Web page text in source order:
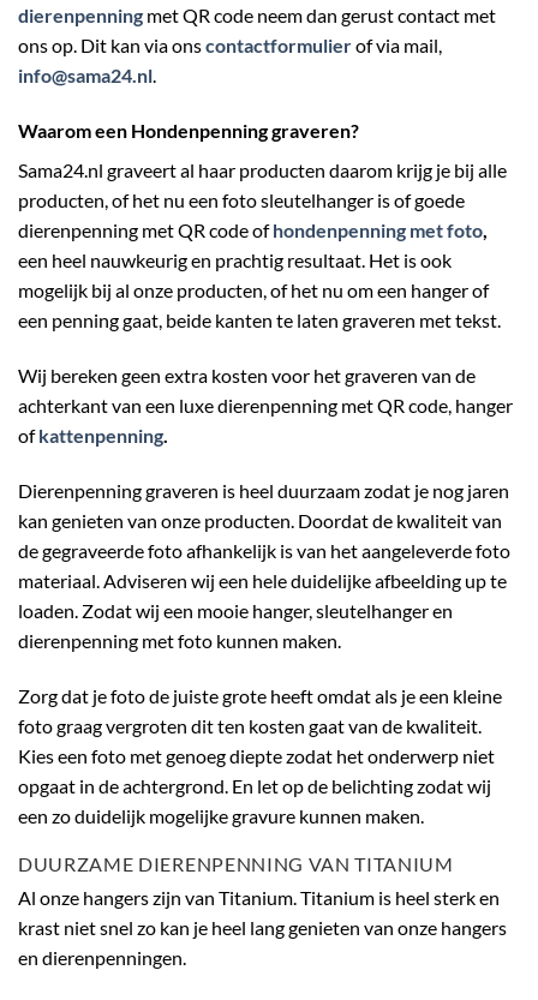
dierenpenning met QR code neem dan gerust contact met
ons op. Dit kan via onscontactformulierof via mail,
info@sama24.nl.
Waarom een Hondenpenning graveren?
Sama24.nl graveert al haar producten daarom krijg je bij alle
producten, of het nu een foto sleutelhanger is of goede
dierenpenning met QR code ofhondenpenning met foto,
een heel nauwkeurig en prachtig resultaat. Het is ook
mogelijk bij al onze producten, of het nu om een hanger of
een penning gaat, beide kanten te laten graveren met tekst.
Wij bereken geen extra kosten voor het graveren van de
achterkant van een luxe dierenpenning met QR code, hanger
ofkattenpenning.
Dierenpenning graveren is heel duurzaam zodat je nog jaren
kan genieten van onze producten. Doordat de kwaliteit van
de gegraveerde foto afhankelijk is van het aangeleverde foto
materiaal. Adviseren wij een hele duidelijke afbeelding up te
loaden. Zodat wij een mooie hanger, sleutelhanger en
dierenpenning met foto kunnen maken.
Zorg dat je foto de juiste grote heeft omdat als je een kleine
foto graag vergroten dit ten kosten gaat van de kwaliteit.
Kies een foto met genoeg diepte zodat het onderwerp niet
opgaat in de achtergrond. En let op de belichting zodat wij
een zo duidelijk mogelijke gravure kunnen maken.
DUURZAME DIERENPENNING VAN TITANIUM
Al onze hangers zijn van Titanium. Titanium is heel sterk en
krast niet snel zo kan je heel lang genieten van onze hangers
en dierenpenningen.